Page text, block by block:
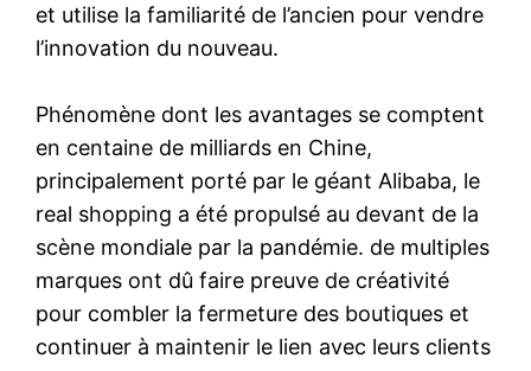
et utilise la familiarité de l’ancien pour vendre
l’innovation du nouveau.
Phénomène dont les avantages se comptent
en centaine de milliards en Chine,
principalement porté par le géant Alibaba, le
real shopping a été propulsé au devant de la
scène mondiale par la pandémie. de multiples
marques ont dû faire preuve de créativité
pour combler la fermeture des boutiques et
continuer à maintenir le lien avec leurs clients